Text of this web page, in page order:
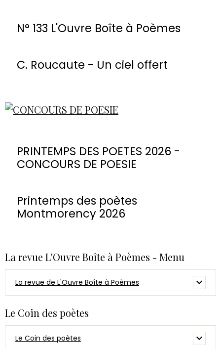
N° 133 L'Ouvre Boîte à Poèmes
C. Roucaute - Un ciel offert
PRINTEMPS DES POETES 2026 -
CONCOURS DE POESIE
Printemps des poètes
Montmorency 2026
La revue L'Ouvre Boîte à Poèmes - Menu
La revue de L'Ouvre Boîte à Poèmes
Le Coin des poètes
Le Coin des poètes